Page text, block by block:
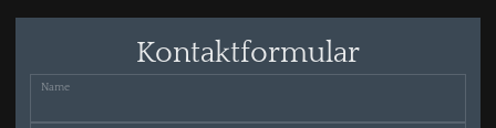
Kontaktformular
Name